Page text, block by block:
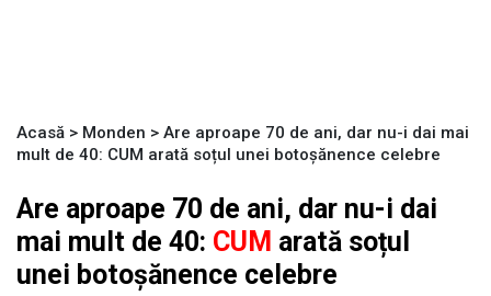
Acasă > Monden > Are aproape 70 de ani, dar nu-i dai mai
mult de 40: CUM arată soțul unei botoșănence celebre
Are aproape 70 de ani, dar nu-i dai
mai mult de 40: CUM arată soțul
unei botoșănence celebre